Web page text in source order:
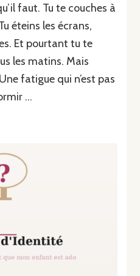
faut. Tu te couches à
éteins les écrans,
Et pourtant tu te
les matins. Mais
fatigue qui n’est pas
…